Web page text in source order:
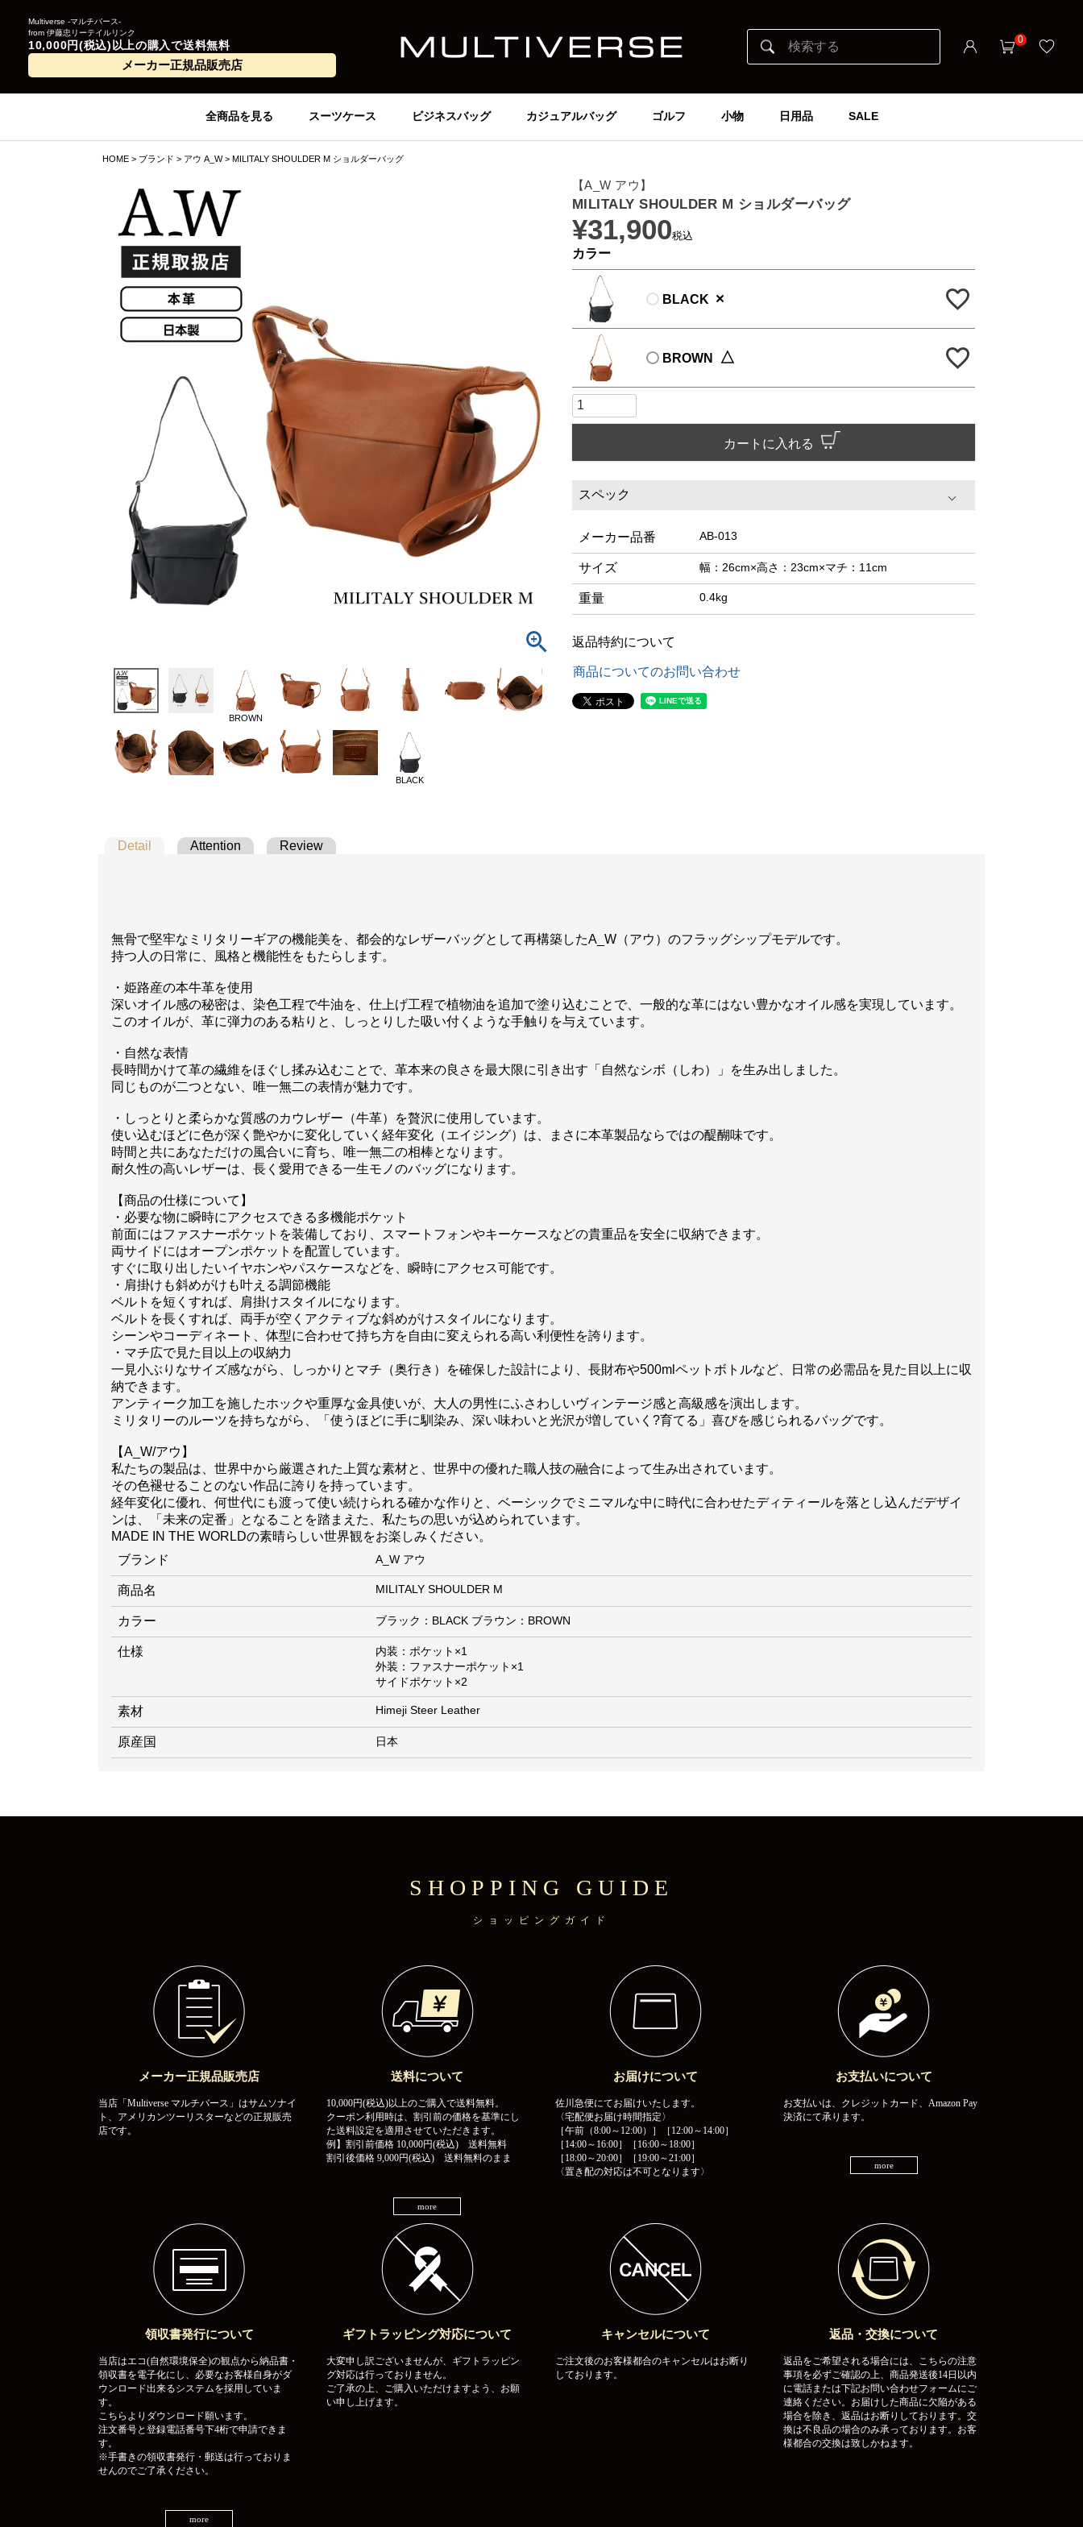
Multiverse -マルチバース-
from 伊藤忠リーテイルリンク
10,000円(税込)以上の購入で送料無料
メーカー正規品販売店
0
全商品を見る スーツケース ビジネスバッグ カジュアルバッグ ゴルフ 小物 日用品 SALE
HOME ブランド アウ A_W MILITALY SHOULDER M ショルダーバッグ
BROWN
BLACK
【A_W アウ】
MILITALY SHOULDER M ショルダーバッグ
¥31,900税込
カラー
BLACK ×
BROWN △
カートに入れる
スペック
メーカー品番 AB-013
サイズ 幅：26cm×高さ：23cm×マチ：11cm
重量 0.4kg
返品特約について
商品についてのお問い合わせ
Detail Attention Review
無骨で堅牢なミリタリーギアの機能美を、都会的なレザーバッグとして再構築したA_W（アウ）のフラッグシップモデルです。
持つ人の日常に、風格と機能性をもたらします。
・姫路産の本牛革を使用
深いオイル感の秘密は、染色工程で牛油を、仕上げ工程で植物油を追加で塗り込むことで、一般的な革にはない豊かなオイル感を実現しています。
このオイルが、革に弾力のある粘りと、しっとりした吸い付くような手触りを与えています。
・自然な表情
長時間かけて革の繊維をほぐし揉み込むことで、革本来の良さを最大限に引き出す「自然なシボ（しわ）」を生み出しました。
同じものが二つとない、唯一無二の表情が魅力です。
・しっとりと柔らかな質感のカウレザー（牛革）を贅沢に使用しています。
使い込むほどに色が深く艶やかに変化していく経年変化（エイジング）は、まさに本革製品ならではの醍醐味です。
時間と共にあなただけの風合いに育ち、唯一無二の相棒となります。
耐久性の高いレザーは、長く愛用できる一生モノのバッグになります。
【商品の仕様について】
・必要な物に瞬時にアクセスできる多機能ポケット
前面にはファスナーポケットを装備しており、スマートフォンやキーケースなどの貴重品を安全に収納できます。
両サイドにはオープンポケットを配置しています。
すぐに取り出したいイヤホンやパスケースなどを、瞬時にアクセス可能です。
・肩掛けも斜めがけも叶える調節機能
ベルトを短くすれば、肩掛けスタイルになります。
ベルトを長くすれば、両手が空くアクティブな斜めがけスタイルになります。
シーンやコーディネート、体型に合わせて持ち方を自由に変えられる高い利便性を誇ります。
・マチ広で見た目以上の収納力
一見小ぶりなサイズ感ながら、しっかりとマチ（奥行き）を確保した設計により、長財布や500mlペットボトルなど、日常の必需品を見た目以上に収
納できます。
アンティーク加工を施したホックや重厚な金具使いが、大人の男性にふさわしいヴィンテージ感と高級感を演出します。
ミリタリーのルーツを持ちながら、「使うほどに手に馴染み、深い味わいと光沢が増していく?育てる」喜びを感じられるバッグです。
【A_W/アウ】
私たちの製品は、世界中から厳選された上質な素材と、世界中の優れた職人技の融合によって生み出されています。
その色褪せることのない作品に誇りを持っています。
経年変化に優れ、何世代にも渡って使い続けられる確かな作りと、ベーシックでミニマルな中に時代に合わせたディティールを落とし込んだデザイ
ンは、「未来の定番」となることを踏まえた、私たちの思いが込められています。
MADE IN THE WORLDの素晴らしい世界観をお楽しみください。
ブランド
A_W アウ
商品名 MILITALY SHOULDER M
カラー ブラック：BLACK ブラウン：BROWN
仕様
内装：ポケット×1
外装：ファスナーポケット×1
サイドポケット×2
素材 Himeji Steer Leather
原産国 日本
SHOPPING GUIDE
ショッピングガイド
メーカー正規品販売店
当店「Multiverse マルチバース」はサムソナイ
ト、アメリカンツーリスターなどの正規販売
店です。
送料について
10,000円(税込)以上のご購入で送料無料。
クーポン利用時は、割引前の価格を基準にし
た送料設定を適用させていただきます。
例】割引前価格 10,000円(税込) 送料無料
割引後価格 9,000円(税込) 送料無料のまま
more
お届けについて
佐川急便にてお届けいたします。
〈宅配便お届け時間指定〉
［午前（8:00～12:00）］［12:00～14:00］
［14:00～16:00］［16:00～18:00］
［18:00～20:00］［19:00～21:00］
〈置き配の対応は不可となります〉
お支払いについて
お支払いは、クレジットカード、Amazon Pay
決済にて承ります。
more
領収書発行について
当店はエコ(自然環境保全)の観点から納品書・
領収書を電子化にし、必要なお客様自身がダ
ウンロード出来るシステムを採用していま
す。
こちらよりダウンロード願います。
注文番号と登録電話番号下4桁で申請できま
す。
※手書きの領収書発行・郵送は行っておりま
せんのでご了承ください。
more
ギフトラッピング対応について
大変申し訳ございませんが、ギフトラッピン
グ対応は行っておりません。
ご了承の上、ご購入いただけますよう、お願
い申し上げます。
キャンセルについて
ご注文後のお客様都合のキャンセルはお断り
しております。
返品・交換について
返品をご希望される場合には、こちらの注意
事項を必ずご確認の上、商品発送後14日以内
に電話または下記お問い合わせフォームにご
連絡ください。お届けした商品に欠陥がある
場合を除き、返品はお断りしております。交
換は不良品の場合のみ承っております。お客
様都合の交換は致しかねます。